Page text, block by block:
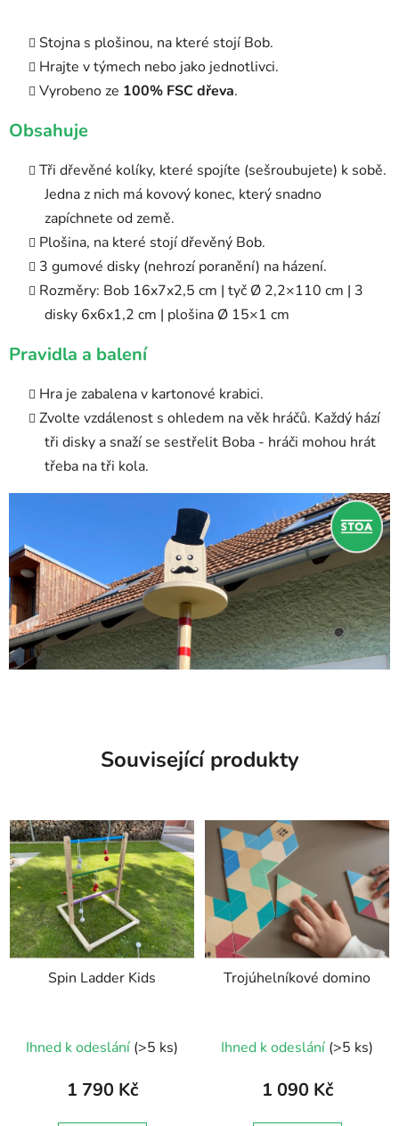
Stojna s plošinou, na které stojí Bob.
Hrajte v týmech nebo jako jednotlivci.
Vyrobeno ze 100% FSC dřeva.
Obsahuje
Tři dřevěné kolíky, které spojíte (sešroubujete) k sobě.
Jedna z nich má kovový konec, který snadno
zapíchnete od země.
Plošina, na které stojí dřevěný Bob.
3 gumové disky (nehrozí poranění) na házení.
Rozměry: Bob 16x7x2,5 cm | tyč Ø 2,2×110 cm | 3
disky 6x6x1,2 cm | plošina Ø 15×1 cm
Pravidla a balení
Hra je zabalena v kartonové krabici.
Zvolte vzdálenost s ohledem na věk hráčů. Každý hází
tři disky a snaží se sestřelit Boba - hráči mohou hrát
třeba na tři kola.
Související produkty
Spin Ladder Kids
hodnocení
produktu
Ihned k odeslání (>5 ks)
1 790 Kč
Trojúhelníkové domino
hodnocení
produktu
Ihned k odeslání (>5 ks)
1 090 Kč